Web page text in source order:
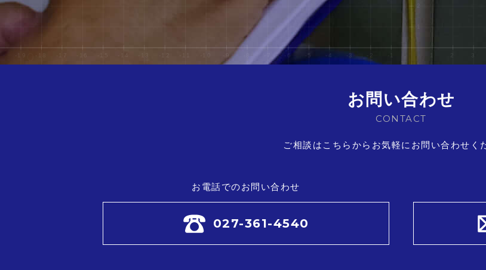
お問い合わせ
CONTACT
ご相談はこちらからお気軽にお問い合わせく
お電話でのお問い合わせ
027-361-4540